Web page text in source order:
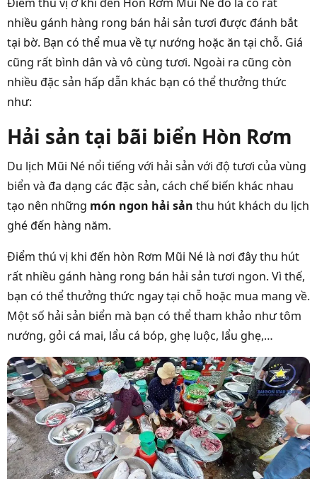
nhiều gánh hàng rong bán hải sản tươi được đánh bắt
tại bờ. Bạn có thể mua về tự nướng hoặc ăn tại chỗ. Giá
cũng rất bình dân và vô cùng tươi. Ngoài ra cũng còn
nhiều đặc sản hấp dẫn khác bạn có thể thưởng thức
như:
Hải sản tại bãi biển Hòn Rơm
Du lịch Mũi Né nổi tiếng với hải sản với độ tươi của vùng
biển và đa dạng các đặc sản, cách chế biến khác nhau
tạo nên những món ngon hải sản thu hút khách du lịch
ghé đến hàng năm.
Điểm thú vị khi đến hòn Rơm Mũi Né là nơi đây thu hút
rất nhiều gánh hàng rong bán hải sản tươi ngon. Vì thế,
bạn có thể thưởng thức ngay tại chỗ hoặc mua mang về.
Một số hải sản biển mà bạn có thể tham khảo như tôm
nướng, gỏi cá mai, lẩu cá bóp, ghẹ luộc, lẩu ghẹ,…